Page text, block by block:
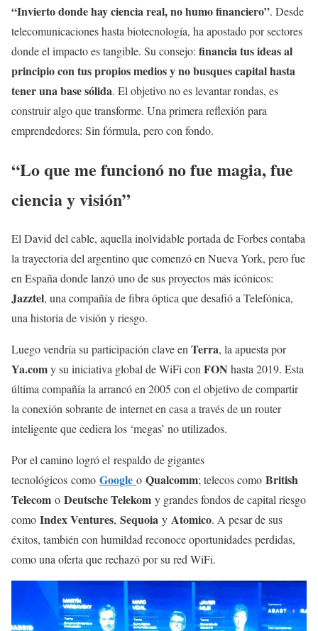
“Invierto donde hay ciencia real, no humo financiero”. Desde
telecomunicaciones hasta biotecnología, ha apostado por sectores
donde el impacto es tangible. Su consejo: financia tus ideas al
principio con tus propios medios y no busques capital hasta
tener una base sólida. El objetivo no es levantar rondas, es
construir algo que transforme. Una primera reflexión para
emprendedores: Sin fórmula, pero con fondo.
“Lo que me funcionó no fue magia, fue
ciencia y visión”
El David del cable, aquella inolvidable portada de Forbes contaba
la trayectoria del argentino que comenzó en Nueva York, pero fue
en España donde lanzó uno de sus proyectos más icónicos:
Jazztel, una compañía de fibra óptica que desafió a Telefónica,
una historia de visión y riesgo.
Luego vendría su participación clave en Terra, la apuesta por
Ya.comy su iniciativa global de WiFi con FON hasta 2019. Esta
última compañía la arrancó en 2005 con el objetivo de compartir
la conexión sobrante de internet en casa a través de un router
inteligente que cediera los ‘megas’ no utilizados.
Por el camino logró el respaldo de gigantes
tecnológicos como Google o Qualcomm; telecos como British
Telecom o Deutsche Telekom y grandes fondos de capital riesgo
como Index Ventures, Sequoia y Atomico. A pesar de sus
éxitos, también con humildad reconoce oportunidades perdidas,
como una oferta que rechazó por su red WiFi.